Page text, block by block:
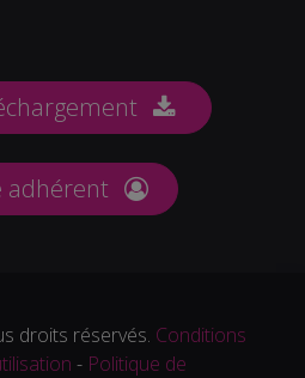
adhérent
droits réservés. Conditions
- Politique de